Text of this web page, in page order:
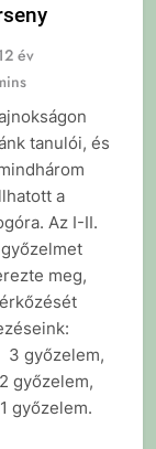
év
tanulói, és
a
Az I-II.
meg,
3 győzelem,
győzelem,
győzelem.